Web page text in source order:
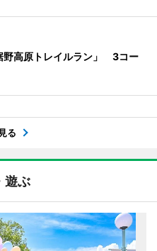
野高原トレイルラン」 3コー
る
遊ぶ